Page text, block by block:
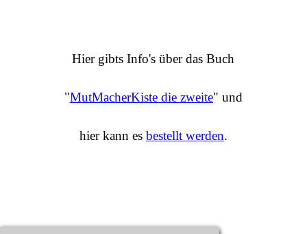
Hier gibts Info's über das Buch
"MutMacherKiste die zweite" und
hier kann es bestellt werden.